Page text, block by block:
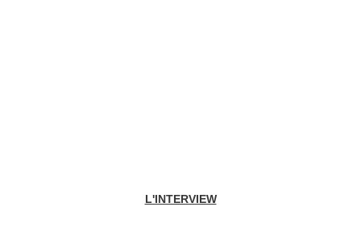
L'INTERVIEW